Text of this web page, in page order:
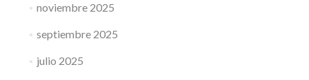
noviembre 2025
septiembre 2025
julio 2025